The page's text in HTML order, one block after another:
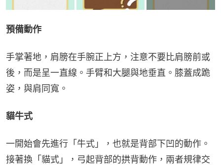
預備動作
手掌著地，肩膀在手腕正上方，注意不要比肩膀前或
後，而是呈一直線。手臂和大腿與地垂直。膝蓋成跪
姿，與肩同寬。
貓牛式
一開始會先進行「牛式」，也就是背部下凹的動作。
接著換「貓式」，弓起背部的拱背動作，兩者規律交